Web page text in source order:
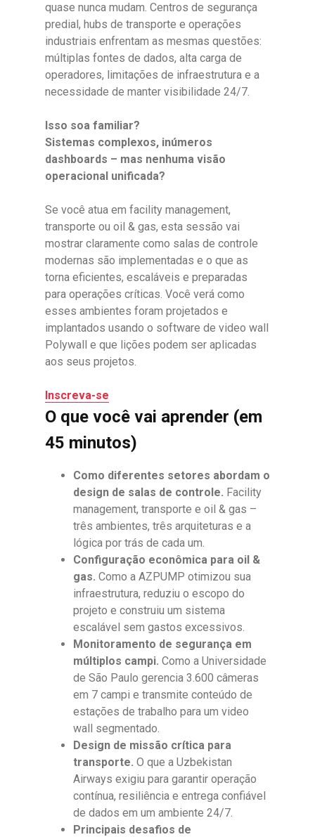
quase nunca mudam. Centros de segurança
predial, hubs de transporte e operações
industriais enfrentam as mesmas questões:
múltiplas fontes de dados, alta carga de
operadores, limitações de infraestrutura e a
necessidade de manter visibilidade 24/7.
Isso soa familiar?
Sistemas complexos, inúmeros
dashboards – mas nenhuma visão
operacional unificada?
Se você atua em facility management,
transporte ou oil & gas, esta sessão vai
mostrar claramente como salas de controle
modernas são implementadas e o que as
torna eficientes, escaláveis e preparadas
para operações críticas. Você verá como
esses ambientes foram projetados e
implantados usando o software de video wall
Polywall e que lições podem ser aplicadas
aos seus projetos.
Inscreva-se
O que você vai aprender (em
45 minutos)
Como diferentes setores abordam o
design de salas de controle. Facility
management, transporte e oil & gas –
três ambientes, três arquiteturas e a
lógica por trás de cada um.
Configuração econômica para oil &
gas. Como a AZPUMP otimizou sua
infraestrutura, reduziu o escopo do
projeto e construiu um sistema
escalável sem gastos excessivos.
Monitoramento de segurança em
múltiplos campi. Como a Universidade
de São Paulo gerencia 3.600 câmeras
em 7 campi e transmite conteúdo de
estações de trabalho para um video
wall segmentado.
Design de missão crítica para
transporte. O que a Uzbekistan
Airways exigiu para garantir operação
contínua, resiliência e entrega confiável
de dados em um ambiente 24/7.
Principais desafios de